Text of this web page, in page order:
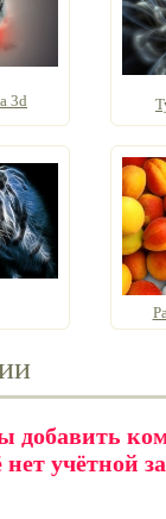
3d
добавить
нет учётной